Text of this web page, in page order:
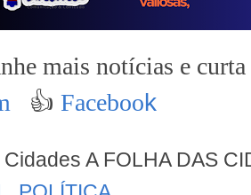
mais notícias e curta
👍 Facebook
Cidades A FOLHA DAS